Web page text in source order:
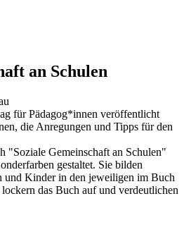
an Schulen
für Pädagog*innen veröffentlicht
die Anregungen und Tipps für den
"Soziale Gemeinschaft an Schulen"
gestaltet. Sie bilden
Kinder in den jeweiligen im Buch
das Buch auf und verdeutlichen